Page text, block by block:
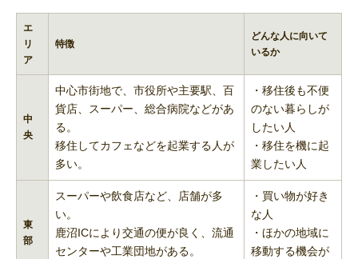
エ
リ
ア
特徴
どんな人に向いて
いるか
中
央
中心市街地で、市役所や主要駅、百
貨店、スーパー、総合病院などがあ
る。
移住してカフェなどを起業する人が
多い。
・移住後も不便
のない暮らしが
したい人
・移住を機に起
業したい人
東
部
スーパーや飲食店など、店舗が多
い。
鹿沼ICにより交通の便が良く、流通
センターや工業団地がある。
・買い物が好き
な人
・ほかの地域に
移動する機会が